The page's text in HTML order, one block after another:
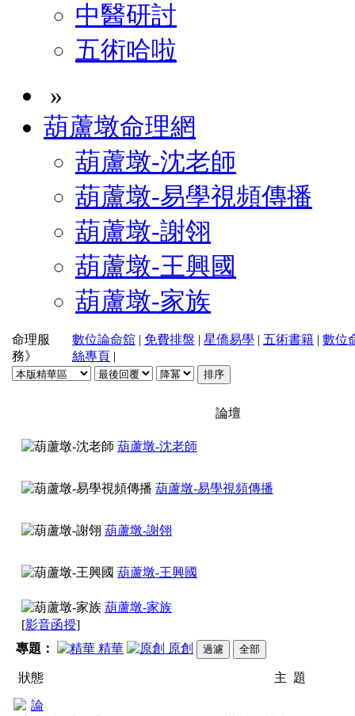
中醫研討
五術哈啦
»
葫蘆墩命理網
葫蘆墩-沈老師
葫蘆墩-易學視頻傳播
葫蘆墩-謝翎
葫蘆墩-王興國
葫蘆墩-家族
命理服
務》
數位論命舘 | 免費排盤 | 星僑易學 | 五術書籍 | 數位
絲專頁 |
論壇
葫蘆墩-沈老師
葫蘆墩-易學視頻傳播
葫蘆墩-謝翎
葫蘆墩-王興國
葫蘆墩-家族
[影音函授]
專題：
精華 原創
狀態 主 題